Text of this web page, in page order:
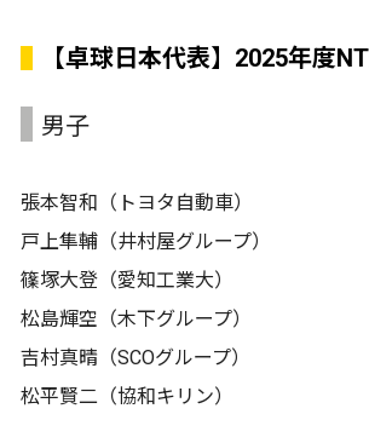
【卓球日本代表】2025年度
男子
張本智和（トヨタ自動車）
戸上隼輔（井村屋グループ）
篠塚大登（愛知工業大）
松島輝空（木下グループ）
吉村真晴（SCOグループ）
松平賢二（協和キリン）